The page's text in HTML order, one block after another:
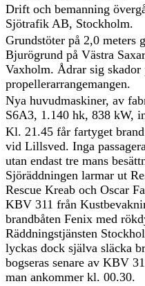
Drift och bemanning
Sjötrafik AB, Stockholm.
Grundstöter på 2,0 meters
Bjurögrund på Västra
Vaxholm. Ådrar sig skador
propellerarrangemangen.
Nya huvudmaskiner, av
S6A3, 1.140 hk, 838 kW,
Kl. 21.45 får fartyget
vid Lillsved. Inga
utan endast tre mans
Sjöräddningen larmar ut
Rescue Kreab och Oscar
KBV 311 från
brandbåten Fenix med
Räddningstjänsten
lyckas dock själva släcka
bogseras senare av KBV
man ankommer kl. 00.30.